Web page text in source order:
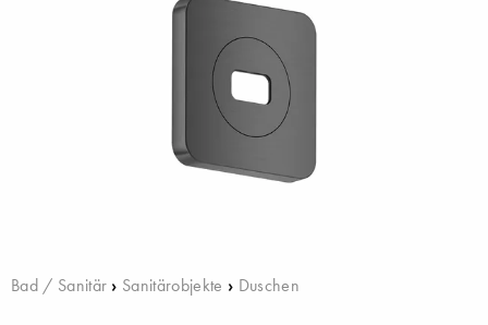
Bad / Sanitär › Sanitärobjekte › Duschen